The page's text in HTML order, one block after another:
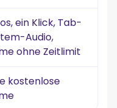
ein Klick, Tab-
Audio,
ohne Zeitlimit
kostenlose